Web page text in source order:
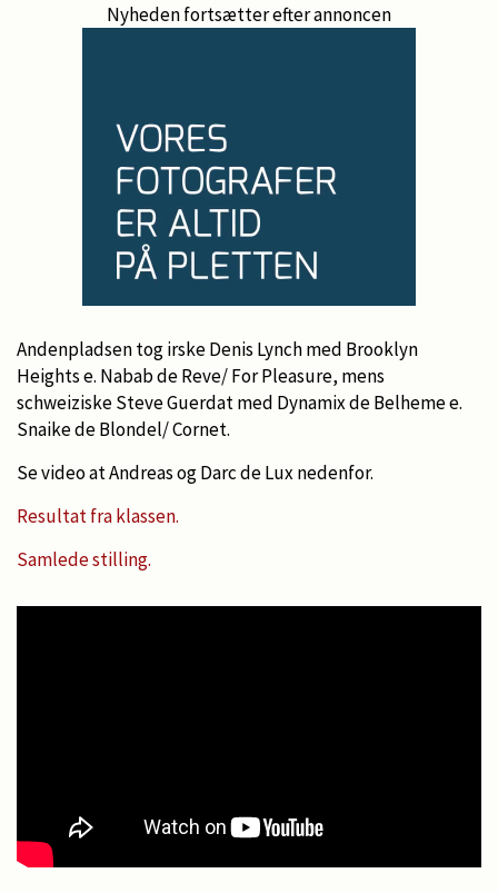
Nyheden fortsætter efter annoncen
Andenpladsen tog irske Denis Lynch med Brooklyn
Heights e. Nabab de Reve/ For Pleasure, mens
schweiziske Steve Guerdat med Dynamix de Belheme e.
Snaike de Blondel/ Cornet.
Se video at Andreas og Darc de Lux nedenfor.
Resultat fra klassen.
Samlede stilling.